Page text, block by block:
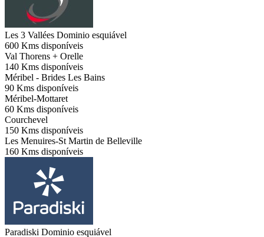
Les 3 Vallées Dominio esquiável
600 Kms disponíveis
Val Thorens + Orelle
140 Kms disponíveis
Méribel - Brides Les Bains
90 Kms disponíveis
Méribel-Mottaret
60 Kms disponíveis
Courchevel
150 Kms disponíveis
Les Menuires-St Martin de Belleville
160 Kms disponíveis
Paradiski Dominio esquiável